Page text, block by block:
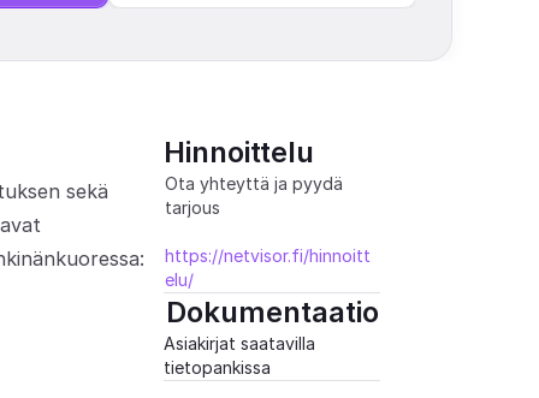
sekä
Hinnoittelu
Ota yhteyttä ja pyydä
tarjous
https://netvisor.fi/hinnoitt
elu/
Dokumentaatio
Asiakirjat saatavilla
tietopankissa